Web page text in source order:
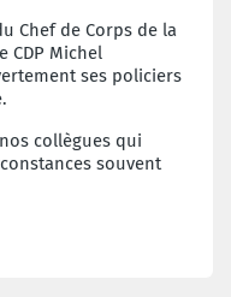
Chef de Corps de la
CDP Michel
ses policiers
collègues qui
souvent